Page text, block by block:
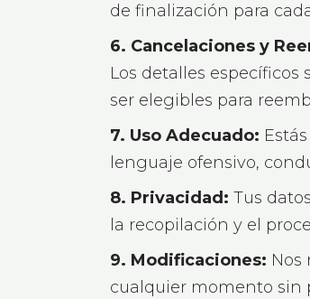
de finalización para
6. Cancelaciones y
Los detalles
ser elegibles para
7. Uso Adecuado:
lenguaje ofensivo,
8. Privacidad: Tus
la recopilación y el
9. Modificaciones: Nos
cualquier momento sin